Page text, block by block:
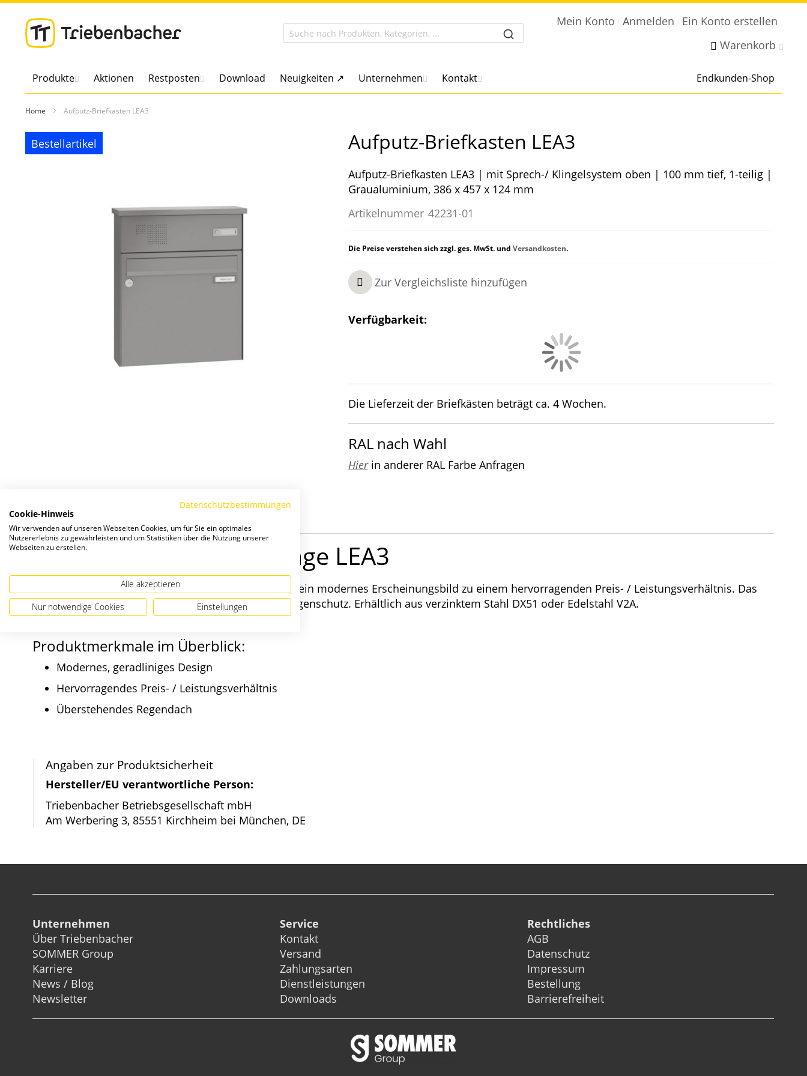
Direkt
zum
Mein Konto Anmelden
Ein Konto erstellen
Warenkorb
Produkte Aktionen Restposten Download Neuigkeiten ↗ Unternehmen Kontakt Endkunden-Shop
Home Aufputz-Briefkasten LEA3
Zum
Ende
springen
Bestellartikel
Bestellartikel Aufputz-Briefkasten LEA3
Aufputz-Briefkasten LEA3 | mit Sprech-/ Klingelsystem oben | 100 mm tief, 1-teilig |
Graualuminium, 386 x 457 x 124 mm
Artikelnummer 42231-01
Die Preise verstehen sich zzgl. ges. MwSt. und Versandkosten.
Zur Vergleichsliste hinzufügen
Verfügbarkeit:
Die Lieferzeit der Briefkästen beträgt ca. 4 Wochen.
RAL nach Wahl
Hierin anderer RAL Farbe Anfragen
Details
Aufputz-Briefkastenanlage LEA3
Die LEA3 Verkleidung bietet geradlinige Formen und ein modernes Erscheinungsbild zu einem hervorragenden Preis- / Leistungsverhältnis. Das
gerade Dach mit Überstand sorgt für den nötigen Regenschutz. Erhältlich aus verzinktem Stahl DX51 oder Edelstahl V2A.
Produktmerkmale im Überblick:
Modernes, geradliniges Design
Hervorragendes Preis- / Leistungsverhältnis
Überstehendes Regendach
Angaben zur Produktsicherheit
Hersteller/EU verantwortliche Person:
Triebenbacher Betriebsgesellschaft mbH
Am Werbering 3, 85551 Kirchheim bei München, DE
Unternehmen
Über Triebenbacher
SOMMER Group
Karriere
News / Blog
Newsletter
Service
Kontakt
Versand
Zahlungsarten
Dienstleistungen
Downloads
Rechtliches
AGB
Datenschutz
Impressum
Bestellung
Barrierefreiheit
Datenschutzbestimmungen
Cookie-Hinweis
Wir verwenden auf unseren Webseiten Cookies, um für Sie ein optimales
Nutzererlebnis zu gewährleisten und um Statistiken über die Nutzung unserer
Webseiten zu erstellen.
Alle akzeptieren
Nur notwendige Cookies Einstellungen